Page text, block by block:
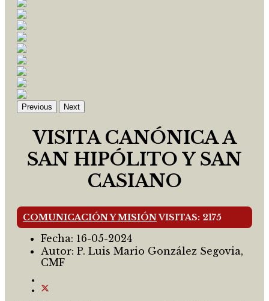
Previous Next
VISITA CANÓNICA A
SAN HIPÓLITO Y SAN
CASIANO
COMUNICACIÓN Y MISIÓNVISITAS: 2175
Fecha: 16-05-2024
Autor: P. Luis Mario González Segovia,
CMF